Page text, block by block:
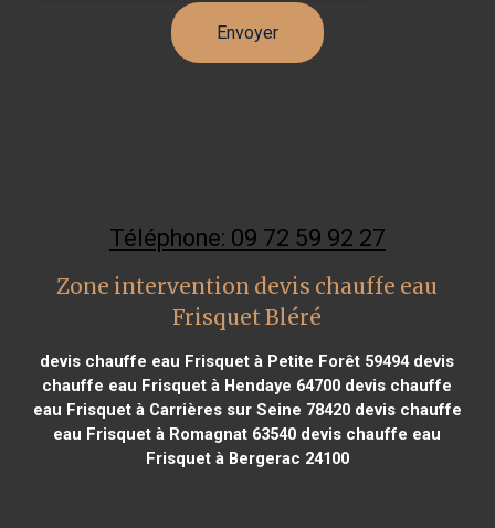
Téléphone: 09 72 59 92 27
Zone intervention devis chauffe eau
Frisquet Bléré
devis chauffe eau Frisquet à Petite Forêt 59494devis
chauffe eau Frisquet à Hendaye 64700 devis chauffe
eau Frisquet à Carrières sur Seine 78420devis chauffe
eau Frisquet à Romagnat 63540 devis chauffe eau
Frisquet à Bergerac 24100